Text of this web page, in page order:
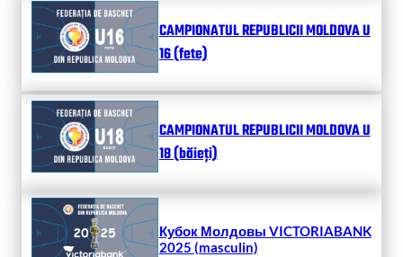
CAMPIONATUL REPUBLICII MOLDOVA U
16 (fete)
CAMPIONATUL REPUBLICII MOLDOVA U
18 (băieți)
Кубок Молдовы VICTORIABANK
2025 (masculin)